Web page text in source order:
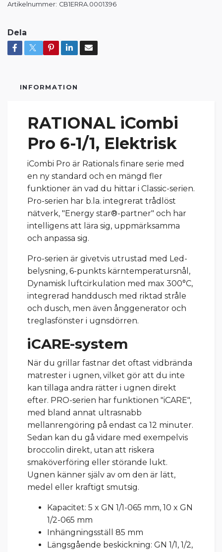
Artikelnummer: CB1ERRA.0001396
Dela
INFORMATION
RATIONAL iCombi
Pro 6-1/1, Elektrisk
iCombi Pro är Rationals finare serie med
en ny standard och en mängd fler
funktioner än vad du hittar i Classic-serien.
Pro-serien har b.la. integrerat trådlöst
nätverk, "Energy star®-partner" och har
intelligens att lära sig, uppmärksamma
och anpassa sig.
Pro-serien är givetvis utrustad med Led-
belysning, 6-punkts kärntemperatursnål,
Dynamisk luftcirkulation med max 300°C,
integrerad handdusch med riktad stråle
och dusch, men även ånggenerator och
treglasfönster i ugnsdörren.
iCARE-system
När du grillar fastnar det oftast vidbrända
matrester i ugnen, vilket gör att du inte
kan tillaga andra rätter i ugnen direkt
efter. PRO-serien har funktionen "iCARE",
med bland annat ultrasnabb
mellanrengöring på endast ca 12 minuter.
Sedan kan du gå vidare med exempelvis
broccolin direkt, utan att riskera
smaköverföring eller störande lukt.
Ugnen känner själv av om den är lätt,
medel eller kraftigt smutsig.
Kapacitet: 5 x GN 1/1-065 mm, 10 x GN
1/2-065 mm
Inhängningsställ 85 mm
Längsgående beskickning: GN 1/1, 1/2,